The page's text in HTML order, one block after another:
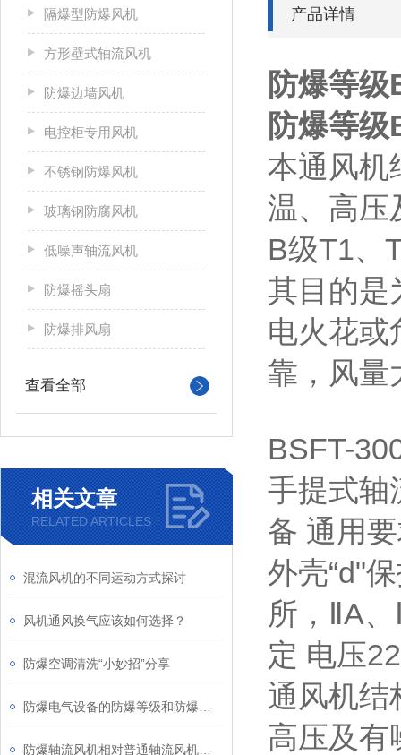
隔爆型防爆风机
方形壁式轴流风机
防爆边墙风机
电控柜专用风机
不锈钢防爆风机
玻璃钢防腐风机
低噪声轴流风机
防爆摇头扇
防爆排风扇
查看全部
相关文章
RELATED ARTICLES
混流风机的不同运动方式探讨
风机通风换气应该如何选择？
防爆空调清洗“小妙招”分享
产品详情
防爆等
防爆等
本通风机
温、高压
B级T1、
其目的是
电火花或
靠，风量
BSFT-
手提式轴
备 通用
外壳“d"
所，ⅡA
定 电压
通风机结
高压及有